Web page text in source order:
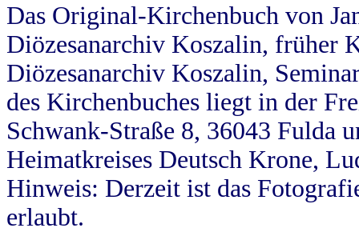
Das Original-Kirchenbuch von
Diözesanarchiv Koszalin, früher
Diözesanarchiv Koszalin,
des Kirchenbuches liegt in der
Schwank-Straße 8, 36043 Fulda
Heimatkreises Deutsch Krone,
Hinweis: Derzeit ist das
erlaubt.